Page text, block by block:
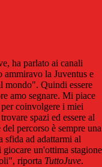
ha parlato ai canali
la Juventus e
mondo". Quindi essere
amo segnare. Mi piace
coinvolgere i miei
spazi ed essere al
percorso è sempre una
sfida ad adattarmi al
un'ottima stagione
riporta TuttoJuve.